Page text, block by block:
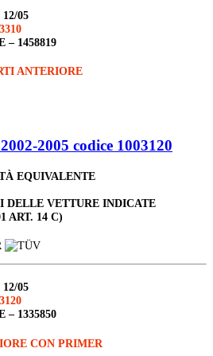
05
– 1458819
ANTERIORE
2005 codice 1003120
EQUIVALENTE
DELLE VETTURE INDICATE
ART. 14 C)
05
– 1335850
CON PRIMER